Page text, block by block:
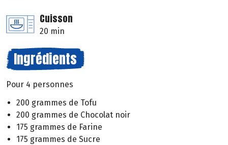
Cuisson
20 min
Ingrédients
Pour 4 personnes
200 grammes de Tofu
200 grammes de Chocolat noir
175 grammes de Farine
175 grammes de Sucre